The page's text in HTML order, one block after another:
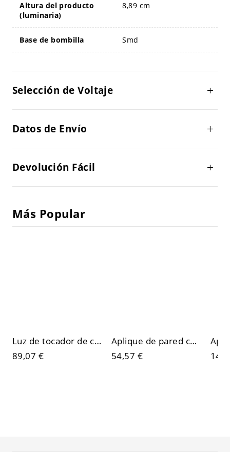
Altura del producto
(luminaria)
8,89 cm
Base de bombilla Smd
Selección de Voltaje
Datos de Envío
Devolución Fácil
Más Popular
Luz de tocador de cristal facetado, aplique lineal de pared para baño
89,07 €
Aplique de pared con pantalla redonda ligera, estilo moderno, iluminación de pared metálica para interior
54,57 €